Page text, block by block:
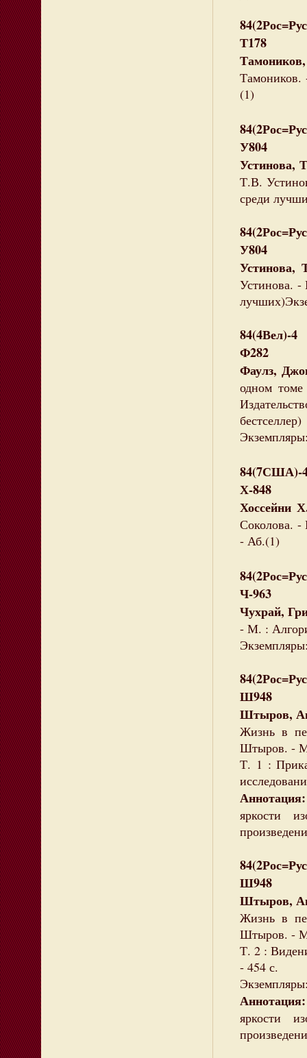
Т178
(1)
У804
Устинова,
Т.В.
среди
У804
Устинова,
Устинова. -
84(4Вел)-4
Ф282
Фаулз,
одном
бестселлер)
84(7США)-
Х-848
Хоссейни
Соколова.
- Аб.(1)
Ч-963
Чухрай,
- М. :
Ш948
Штыров,
Жизнь в
Штыров. -
Т. 1 :
Аннотация:
яркости
Ш948
Штыров,
Жизнь в
Штыров. -
Т. 2 :
- 454 с.
Аннотация:
яркости